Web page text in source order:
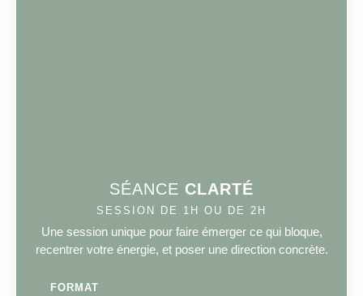
SÉANCE CLARTÉ
SESSION DE 1H OU DE 2H
Une session unique pour faire émerger ce qui bloque,
recentrer votre énergie, et poser une direction concrète.
FORMAT